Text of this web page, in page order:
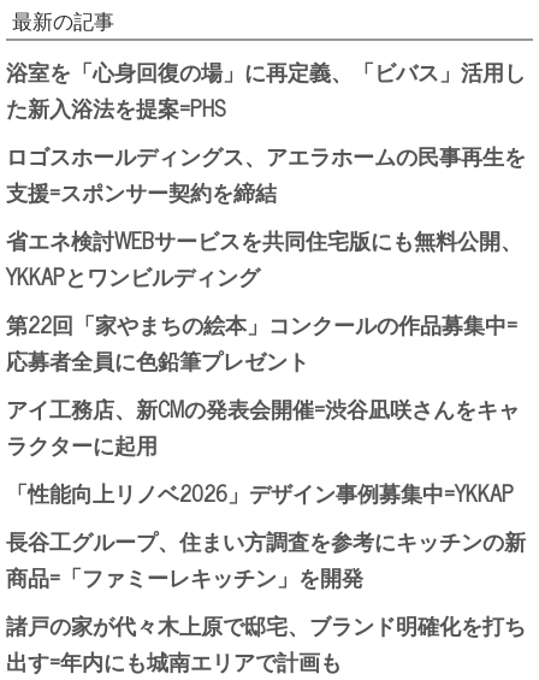
最新の記事
浴室を「心身回復の場」に再定義、「ビバス」活用し
た新入浴法を提案=PHS
ロゴスホールディングス、アエラホームの民事再生を
支援=スポンサー契約を締結
省エネ検討WEBサービスを共同住宅版にも無料公開、
YKKAPとワンビルディング
第22回「家やまちの絵本」コンクールの作品募集中=
応募者全員に色鉛筆プレゼント
アイ工務店、新CMの発表会開催=渋谷凪咲さんをキャ
ラクターに起用
「性能向上リノベ2026」デザイン事例募集中=YKKAP
長谷工グループ、住まい方調査を参考にキッチンの新
商品=「ファミーレキッチン」を開発
諸戸の家が代々木上原で邸宅、ブランド明確化を打ち
出す=年内にも城南エリアで計画も